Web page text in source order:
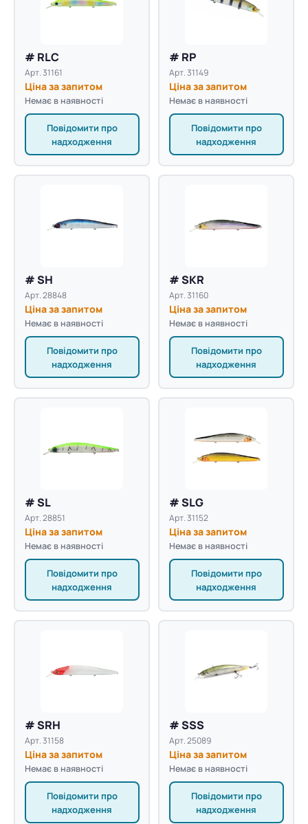
# RLC
Арт. 31161
Ціна за запитом
Немає в наявності
Повідомити про
надходження
# RP
Арт. 31149
Ціна за запитом
Немає в наявності
Повідомити про
надходження
# SH
Арт. 28848
Ціна за запитом
Немає в наявності
Повідомити про
надходження
# SKR
Арт. 31160
Ціна за запитом
Немає в наявності
Повідомити про
надходження
# SL
Арт. 28851
Ціна за запитом
Немає в наявності
Повідомити про
надходження
# SLG
Арт. 31152
Ціна за запитом
Немає в наявності
Повідомити про
надходження
# SRH
Арт. 31158
Ціна за запитом
Немає в наявності
Повідомити про
надходження
# SSS
Арт. 25089
Ціна за запитом
Немає в наявності
Повідомити про
надходження